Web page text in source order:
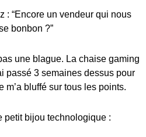
: “Encore un vendeur qui nous
bonbon ?”
une blague. La chaise gaming
passé 3 semaines dessus pour
m’a bluffé sur tous les points.
petit bijou technologique :